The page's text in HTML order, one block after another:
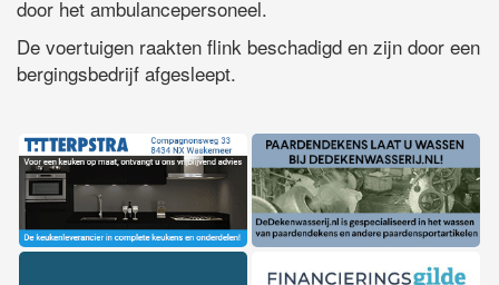
door het ambulancepersoneel.
De voertuigen raakten flink beschadigd en zijn door een
bergingsbedrijf afgesleept.